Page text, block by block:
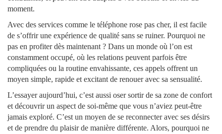
moment.
Avec des services comme le téléphone rose pas cher, il est facile
de s’offrir une expérience de qualité sans se ruiner. Pourquoi ne
pas en profiter dès maintenant ? Dans un monde où l’on est
constamment occupé, où les relations peuvent parfois être
compliquées ou la routine envahissante, ces appels offrent un
moyen simple, rapide et excitant de renouer avec sa sensualité.
L’essayer aujourd’hui, c’est aussi oser sortir de sa zone de confort
et découvrir un aspect de soi-même que vous n’aviez peut-être
jamais exploré. C’est un moyen de se reconnecter avec ses désirs
et de prendre du plaisir de manière différente. Alors, pourquoi ne